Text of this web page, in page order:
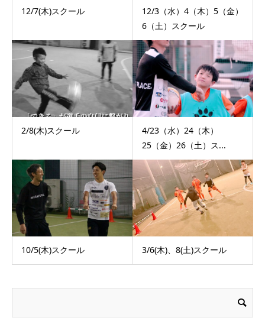
12/7(木)スクール
12/3（水）4（木）5（金）
6（土）スクール
2/8(木)スクール
4/23（水）24（木）
25（金）26（土）ス...
10/5(木)スクール 3/6(木)、8(土)スクール